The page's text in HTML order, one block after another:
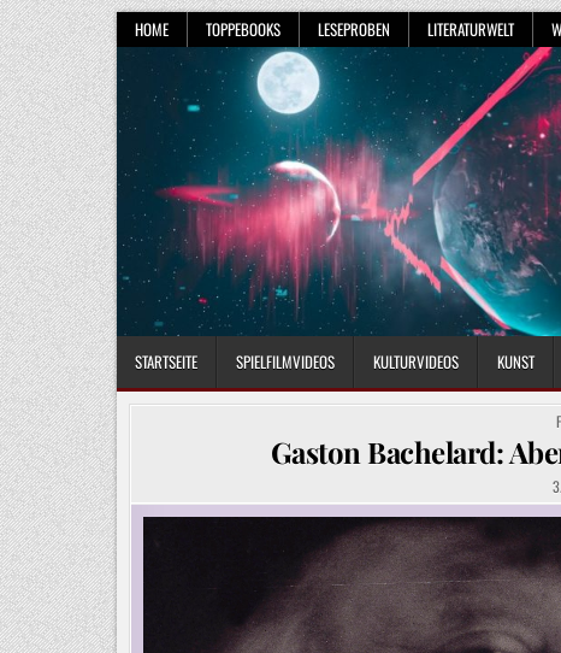
Skip
to
content
HOME TOPPEBOOKS LESEPROBEN LITERATURWELT
STARTSEITE SPIELFILMVIDEOS KULTURVIDEOS KUNST
Gaston Bachelard: